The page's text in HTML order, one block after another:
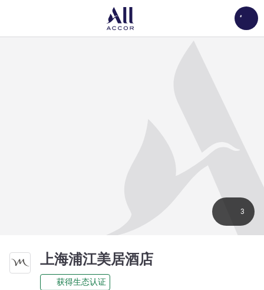
上海浦江美居酒店
获得生态认证
3